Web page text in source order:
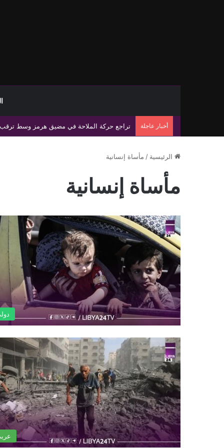
أخبار عاجلة رئيس الحكومة الليبية يبحث مع مسؤولي الصليب
الرئيسية / مأساة إنسانية
مأساة إنسانية